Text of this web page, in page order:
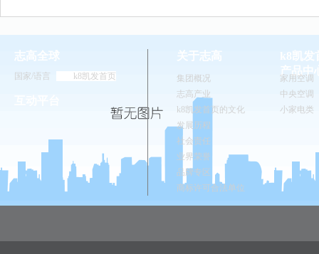
志高全球
国家/语言 k8凯发首页
关于志高
集团概况
志高产业
k8凯发首页的文化
发展历程
社会责任
业界荣誉
品牌专区
商标许可合法单位
k8凯发
产品中
家用空调
中央空调
小家电类